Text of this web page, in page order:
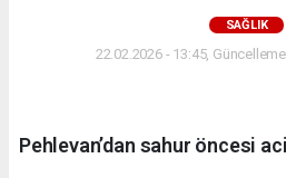
SAĞLIK
22.02.2026 - 13:45,
Pehlevan’dan sahur öncesi